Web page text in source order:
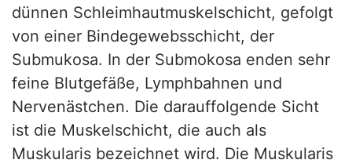
dünnen Schleimhautmuskelschicht, gefolgt
von einer Bindegewebsschicht, der
Submukosa. In der Submokosa enden sehr
feine Blutgefäße, Lymphbahnen und
Nervenästchen. Die darauffolgende Sicht
ist die Muskelschicht, die auch als
Muskularis bezeichnet wird. Die Muskularis